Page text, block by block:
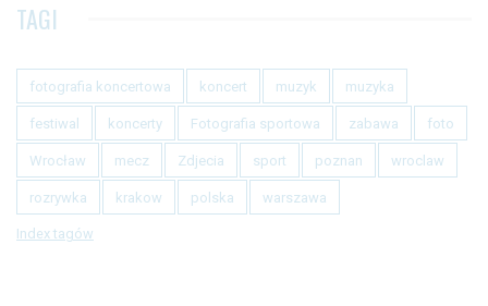
TAGI
fotografia koncertowa koncert muzyk muzyka
festiwal koncerty Fotografia sportowa zabawa foto
Wrocław mecz Zdjecia sport poznan wroclaw
rozrywka krakow polska warszawa
Index tagów